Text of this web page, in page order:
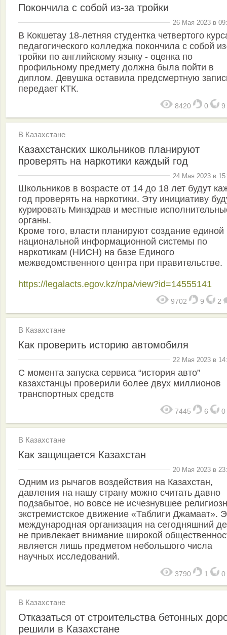
Покончила с собой из-за тройки
26 Мая 2023 в
В Кокшетау 18-летняя студентка четвертого
педагогического колледжа покончила с собой
тройки по английскому языку - оценка по
профильному предмету должна была пойти в
диплом. Девушка оставила предсмертную
передает КТК.
8420 0 9
В Казахстане
Казахстанских школьников планируют
проверять на наркотики каждый год
24 Мая 2023 в
Школьников в возрасте от 14 до 18 лет будут
год проверять на наркотики. Эту инициативу
курировать Минздрав и местные
органы.
Кроме того, власти планируют создание единой
национальной информационной системы по
наркотикам (НИСН) на базе Единого
межведомственного центра при правительстве.
https://legalacts.egov.kz/npa/view?id=14555141
9702 9 2
В Казахстане
Как проверить историю автомобиля
22 Мая 2023 в
С момента запуска сервиса “история авто”
казахстанцы проверили более двух миллионов
транспортных средств
7445 6 0
В Казахстане
Как защищается Казахстан
20 Мая 2023 в
Одним из рычагов воздействия на Казахстан,
давления на нашу страну можно считать давно
подзабытое, но вовсе не исчезнувшее
экстремистское движение «Таблиги Джамаат».
международная организация на сегодняшний
не привлекает внимание широкой
является лишь предметом небольшого числа
научных исследований.
3790 1 0
В Казахстане
Отказаться от строительства бетонных
решили в Казахстане